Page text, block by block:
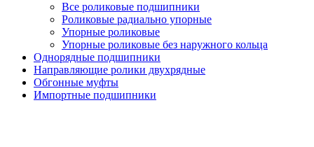
Все роликовые подшипники
Роликовые радиально упорные
Упорные роликовые
Упорные роликовые без наружного кольца
Однорядные подшипники
Направляющие ролики двухрядные
Обгонные муфты
Импортные подшипники